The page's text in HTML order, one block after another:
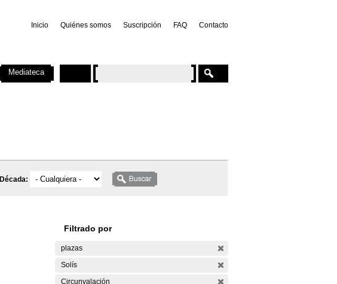
Inicio Quiénes somos Suscripción FAQ Contacto
Década:
Filtrado por
plazas
Solís
Circunvalación
Mediateca